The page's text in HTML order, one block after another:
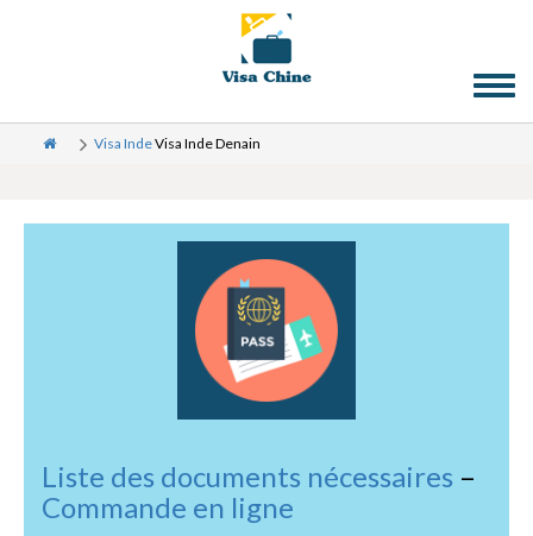
Visa IndeVisa Inde Denain
Liste des documents nécessaires –
Commande en ligne